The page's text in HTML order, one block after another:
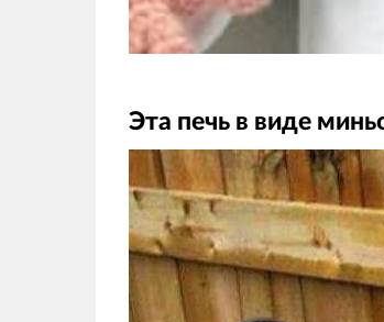
Эта печь в виде